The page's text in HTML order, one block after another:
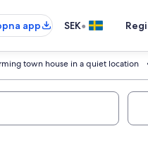
app
SEK•
town house in a quiet location